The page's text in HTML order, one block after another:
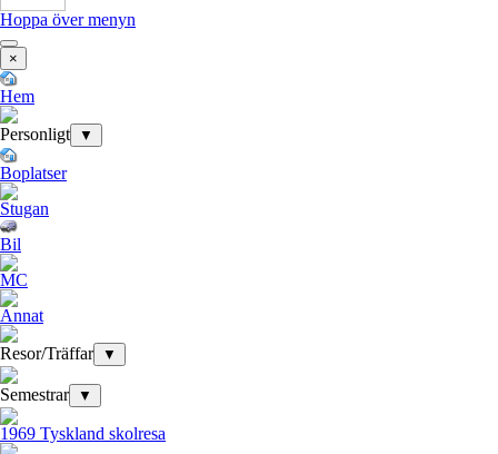
Hoppa över menyn
×
Hem
Personligt
▼
Boplatser
Stugan
Bil
MC
Annat
Resor/Träffar
▼
Semestrar ▼
1969 Tyskland skolresa